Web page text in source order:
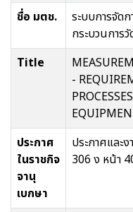
ชื่อ มตช.
ระบบการจัด
กระบวนการ
Title
-
ประกาศ
ในราชกิจ
จานุ
เบกษา
ประกาศแ
306 ง หน้า